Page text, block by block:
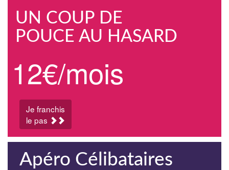
UN COUP DE
POUCE AU HASARD
12€/mois
Je franchis
le pas
Apéro Célibataires